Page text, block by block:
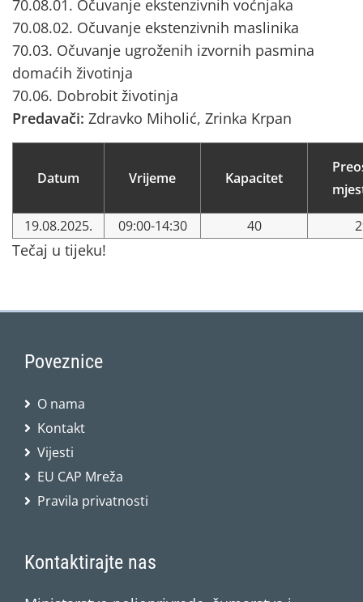
70.08.01. Očuvanje ekstenzivnih voćnjaka
70.08.02. Očuvanje ekstenzivnih maslinika
70.03. Očuvanje ugroženih izvornih pasmina
domaćih životinja
70.06. Dobrobit životinja
Predavači: Zdravko Miholić, Zrinka Krpan
Datum Vrijeme Kapacitet
19.08.2025. 09:00-14:30 40
Tečaj u tijeku!
Poveznice
O nama
Kontakt
Vijesti
EU CAP Mreža
Pravila privatnosti
Kontaktirajte nas